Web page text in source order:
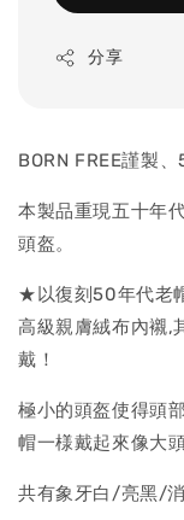
分享
BORN FREE謹製
本製品重現五十年
頭盔。
★以復刻50年代老
高級親膚絨布內襯,
戴！
極小的頭盔使得頭
帽一様戴起來像大
共有象牙白/亮黑/